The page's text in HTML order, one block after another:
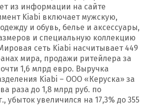
из информации на сайте
Kiabi включает мужскую,
и обувь, белье и аксессуары,
и специальную коллекцию
сеть Kiabi насчитывает 449
мира, продажи ритейлера за
1,6 млрд евро. Выручка
Kiabi – ООО «Керуска» за
раза до 1,8 млрд руб. по
убыток увеличился на 17,3% до 355